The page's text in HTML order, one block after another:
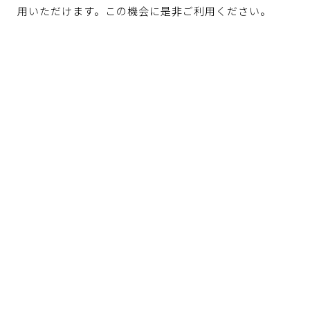
用いただけます。この機会に是非ご利用ください。